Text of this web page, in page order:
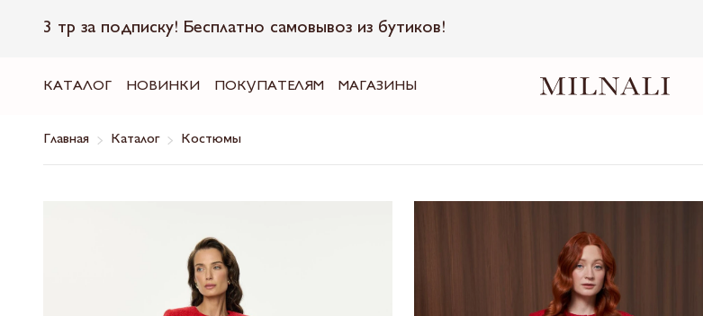
3 тр за подписку! Бесплатно самовывоз из бутиков!
КАТАЛОГ НОВИНКИ ПОКУПАТЕЛЯМ МАГАЗИНЫ
Главная Каталог Костюмы